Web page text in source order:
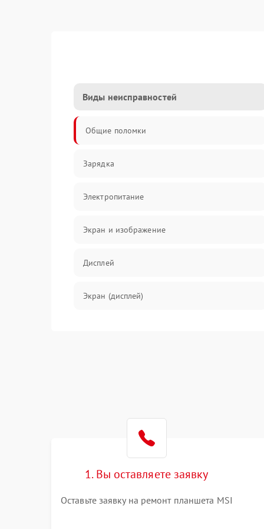
Виды неисправностей
Общие поломки
Зарядка
Электропитание
Экран и изображение
Дисплей
Экран (дисплей)
Влага и механические повреждения
Сеть и интернет
1. Вы оставляете заявку
Оставьте заявку на ремонт планшета MSI